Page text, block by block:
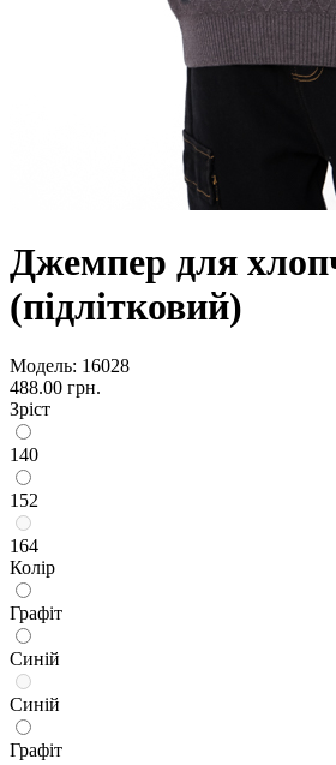
Джемпер для
(підлітковий)
Модель: 16028
488.00 грн.
Зріст
140
152
164
Колір
Графіт
Синій
Синій
Графіт